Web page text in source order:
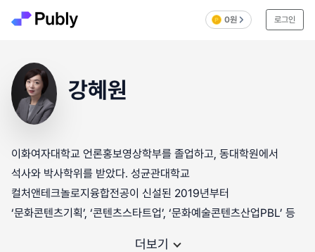
0원 로그인
강혜원
이화여자대학교 언론홍보영상학부를 졸업하고, 동대학원에서
석사와 박사학위를 받았다. 성균관대학교
컬처앤테크놀로지융합전공이 신설된 2019년부터
‘문화콘텐츠기획’, ‘콘텐츠스타트업’, ‘문화예술콘텐츠산업PBL’ 등
더보기